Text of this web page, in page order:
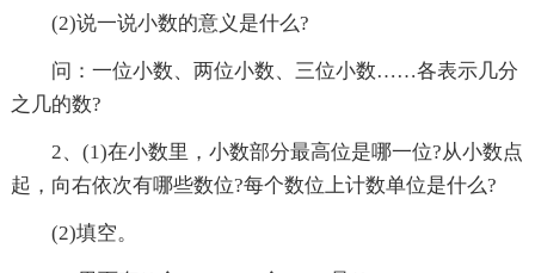
(2)说一说小数的意义是什么?
问：一位小数、两位小数、三位小数……各表示几分
之几的数?
2、(1)在小数里，小数部分最高位是哪一位?从小数点
起，向右依次有哪些数位?每个数位上计数单位是什么?
(2)填空。